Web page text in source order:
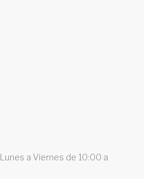
Lunes a Viernes de 10:00 a